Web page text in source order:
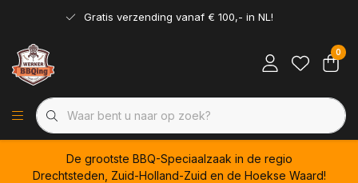
Gratis verzending vanaf € 100,- in NL!
0
De grootste BBQ-Speciaalzaak in de regio
Drechtsteden, Zuid-Holland-Zuid en de Hoekse Waard!